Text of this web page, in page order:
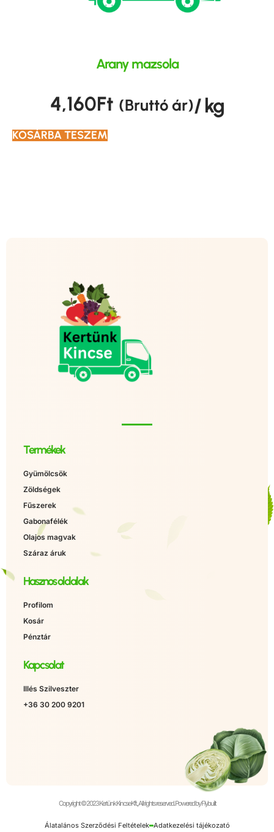
Arany mazsola
4,160Ft (Bruttó ár)/ kg
KOSÁRBA TESZEM
Termékek
Gyümölcsök
Zöldségek
Fűszerek
Gabonafélék
Olajos magvak
Száraz áruk
Hasznos oldalak
Profilom
Kosár
Pénztár
Kapcsolat
Illés Szilveszter
+36 30 200 9201
Copyright © 2023 Kertünk Kincse Kft., All rights reserved. Powered by Flybuilt
Álatalános Szerződési Feltételek Adatkezelési tájékozató